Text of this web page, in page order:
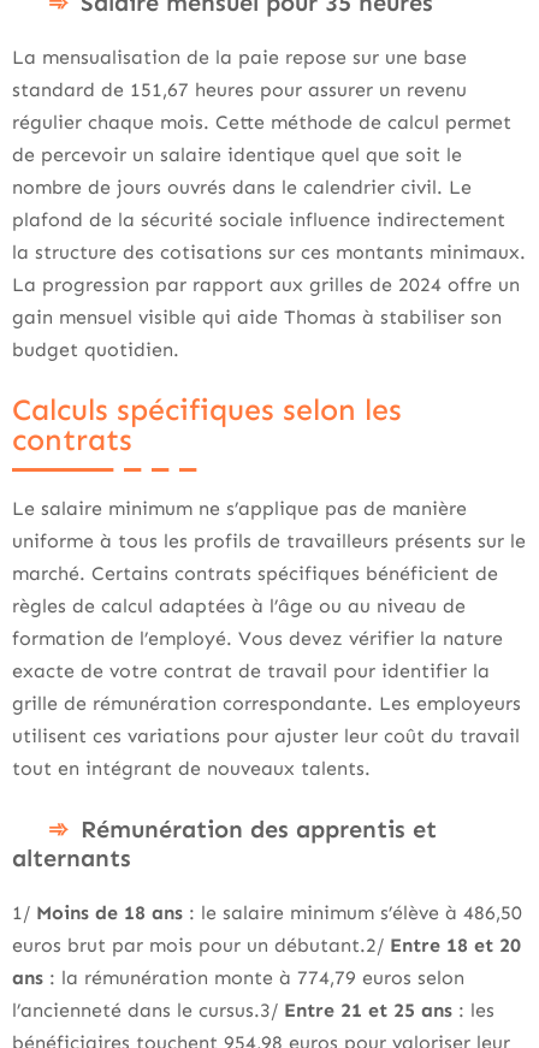
La mensualisation de la paie repose sur une base
standard de 151,67 heures pour assurer un revenu
régulier chaque mois. Cette méthode de calcul permet
de percevoir un salaire identique quel que soit le
nombre de jours ouvrés dans le calendrier civil. Le
plafond de la sécurité sociale influence indirectement
la structure des cotisations sur ces montants minimaux.
La progression par rapport aux grilles de 2024 offre un
gain mensuel visible qui aide Thomas à stabiliser son
budget quotidien.
Calculs spécifiques selon les
contrats
Le salaire minimum ne s’applique pas de manière
uniforme à tous les profils de travailleurs présents sur le
marché. Certains contrats spécifiques bénéficient de
règles de calcul adaptées à l’âge ou au niveau de
formation de l’employé. Vous devez vérifier la nature
exacte de votre contrat de travail pour identifier la
grille de rémunération correspondante. Les employeurs
utilisent ces variations pour ajuster leur coût du travail
tout en intégrant de nouveaux talents.
Rémunération des apprentis et
alternants
1/ Moins de 18 ans : le salaire minimum s’élève à 486,50
euros brut par mois pour un débutant.2/ Entre 18 et 20
ans : la rémunération monte à 774,79 euros selon
l’ancienneté dans le cursus.3/ Entre 21 et 25 ans : les
bénéficiaires touchent 954,98 euros pour valoriser leur